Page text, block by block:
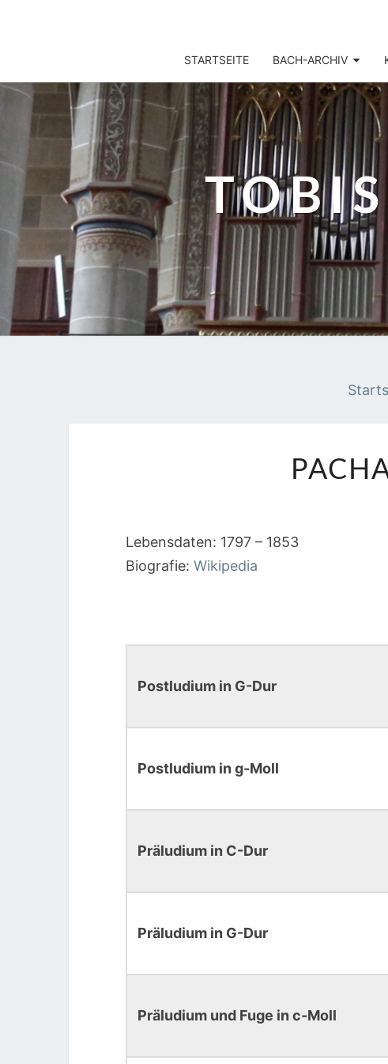
STARTSEITE BACH-ARCHIV
Lebensdaten: 1797 – 1853
Biografie: Wikipedia
Postludium in G-Dur
Postludium in g-Moll
Präludium in C-Dur
Präludium in G-Dur
Präludium und Fuge in c-Moll